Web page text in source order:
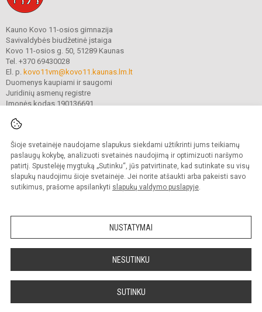
Šioje svetainėje naudojame slapukus siekdami užtikrinti jums teikiamų
paslaugų kokybę, analizuoti svetainės naudojimą ir optimizuoti naršymo
patirtį. Spustelėję mygtuką „Sutinku“, jūs patvirtinate, kad sutinkate su visų
slapukų naudojimu šioje svetainėje. Jei norite atšaukti arba pakeisti savo
sutikimus, prašome apsilankyti slapukų valdymo puslapyje.
NUSTATYMAI
NESUTINKU
SUTINKU
Kauno Kovo 11-osios gimnazija
Savivaldybės biudžetinė įstaiga
Kovo 11-osios g. 50, 51289 Kaunas
Tel. +370 69430028
El. p. kovo11vm@kovo11.kaunas.lm.lt
Duomenys kaupiami ir saugomi
Juridinių asmenų registre
Įmonės kodas 190136691
© 2021. Kauno Kovo 11-osios gimnazija. Visos teisės saugomos.
Kopijuoti turinį be raštiško gimnazijos sutikimo griežtai draudžiama.
Prieinamumo paraiška Slapukų valdymas
Sumanus būdas atnaujinti